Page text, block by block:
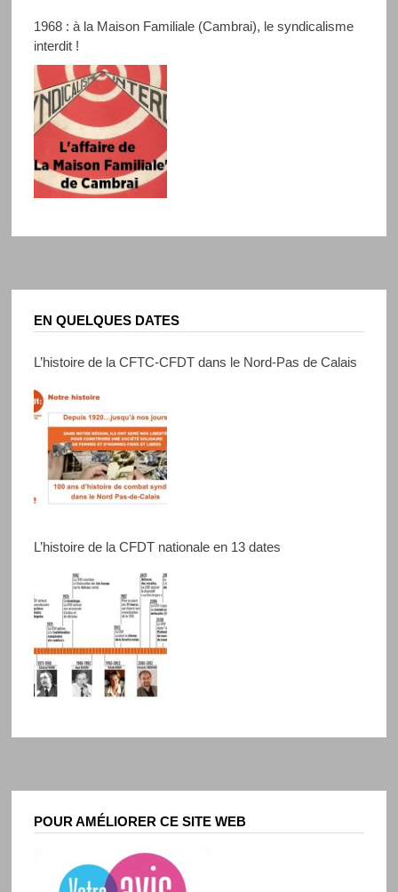
1968 : à la Maison Familiale (Cambrai), le syndicalisme
interdit !
EN QUELQUES DATES
L’histoire de la CFTC-CFDT dans le Nord-Pas de Calais
L’histoire de la CFDT nationale en 13 dates
POUR AMÉLIORER CE SITE WEB